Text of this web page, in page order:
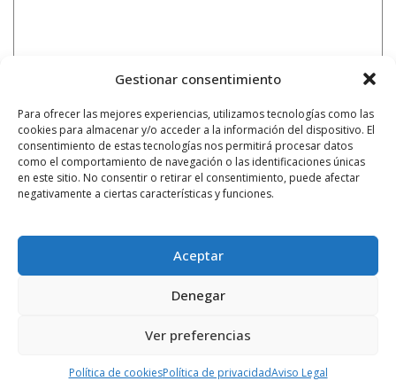
Gestionar consentimiento
Para ofrecer las mejores experiencias, utilizamos tecnologías como las
cookies para almacenar y/o acceder a la información del dispositivo. El
consentimiento de estas tecnologías nos permitirá procesar datos
como el comportamiento de navegación o las identificaciones únicas
en este sitio. No consentir o retirar el consentimiento, puede afectar
negativamente a ciertas características y funciones.
Aceptar
Denegar
Ver preferencias
Política de cookiesPolítica de privacidadAviso Legal
Notificarme vía correo electrónico cuando el comentario sea